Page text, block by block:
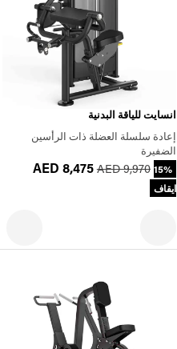
انسايت للياقة البدنية
إعادة سلسلة العضلة ذات الرأسين
الضفيرة
AED 8,475 AED 9,970 15%
ايقاف